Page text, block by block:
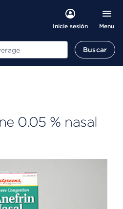
Inicie sesión Menu
Buscar
0.05 % nasal